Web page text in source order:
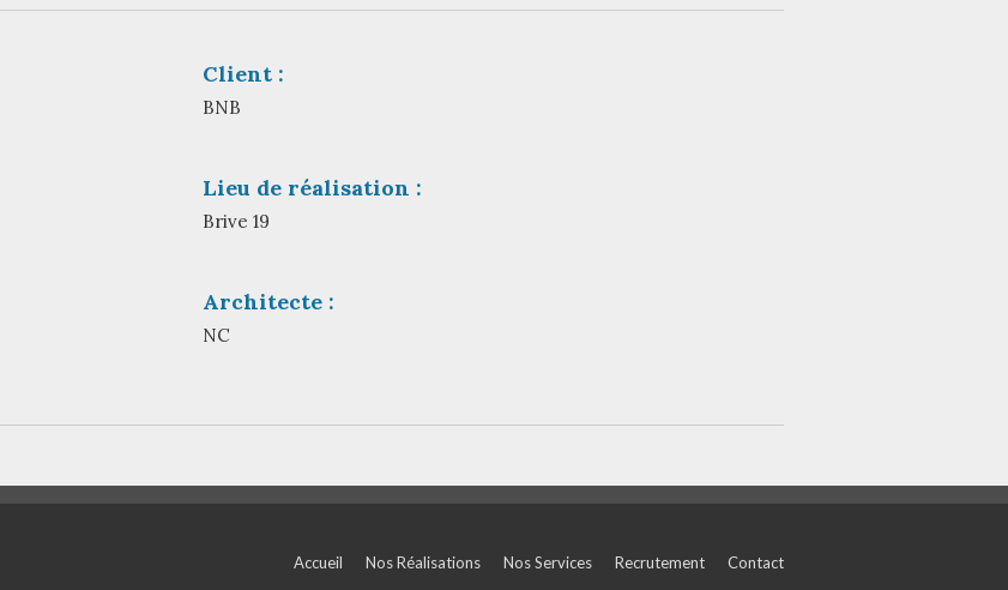
Client :
BNB
Lieu de réalisation :
Brive 19
Architecte :
NC
Accueil Nos Réalisations Nos Services Recrutement Contact